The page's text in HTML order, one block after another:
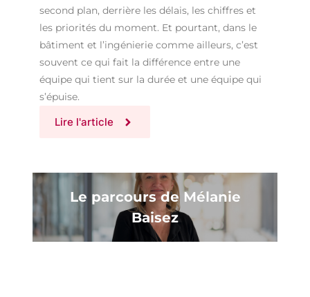
second plan, derrière les délais, les chiffres et
les priorités du moment. Et pourtant, dans le
bâtiment et l’ingénierie comme ailleurs, c’est
souvent ce qui fait la différence entre une
équipe qui tient sur la durée et une équipe qui
s’épuise.
Lire l'article
Le parcours de Mélanie
Baisez